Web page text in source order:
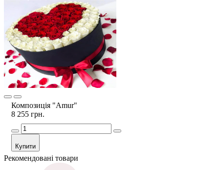
Композиція "Amur"
8 255 грн.
Купити
Рекомендовані товари